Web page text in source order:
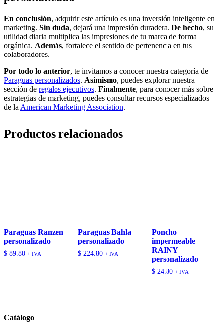
En conclusión, adquirir este artículo es una inversión inteligente en
marketing. Sin duda, dejará una impresión duradera. De hecho, su
utilidad diaria multiplica las impresiones de tu marca de forma
orgánica. Además, fortalece el sentido de pertenencia en tus
colaboradores.
Por todo lo anterior, te invitamos a conocer nuestra categoría de
Paraguas personalizados. Asimismo, puedes explorar nuestra
sección de regalos ejecutivos. Finalmente, para conocer más sobre
estrategias de marketing, puedes consultar recursos especializados
de la American Marketing Association.
Productos relacionados
Paraguas Ranzen
personalizado
$ 89.80 + IVA
Paraguas Bahla
personalizado
$ 224.80 + IVA
Poncho
impermeable
RAINY
personalizado
$ 24.80 + IVA
Catálogo